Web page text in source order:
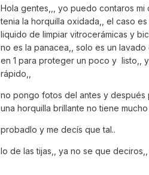
Hola gentes,,, yo puedo contaros
tenia la horquilla oxidada,, el caso
liquido de limpiar vitrocerámicas y
no es la panacea,, solo es un
en 1 para proteger un poco y listo,,
rápido,,
no pongo fotos del antes y después
una horquilla brillante no tiene mucho
probadlo y me decís que tal..
lo de las tijas,, ya no se que deciros,,